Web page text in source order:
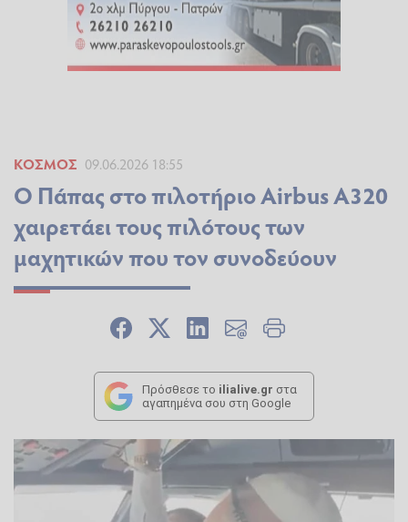
ΚΌΣΜΟΣ 09.06.2026 18:55
Ο Πάπας στο πιλοτήριο Airbus A320
χαιρετάει τους πιλότους των
μαχητικών που τον συνοδεύουν
Πρόσθεσε το ilialive.gr στα
αγαπημένα σου στη Google